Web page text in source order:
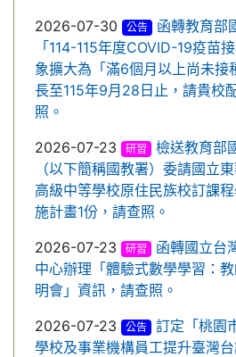
2026-07-30
公告
函轉教育部
「114-115年度COVID-19疫苗
象擴大為「滿6個月以上尚未接
長至115年9月28日止，請貴校
照。
2026-07-23
研習
檢送教育部
（以下簡稱國教署）委請國立
高級中等學校原住民族校訂課
施計畫1份，請查照。
2026-07-23
研習
函轉國立台
中心辦理「體驗式數學學習：
明會」資訊，請查照。
2026-07-23
公告
訂定「桃園
學校及事業機構員工提升臺灣